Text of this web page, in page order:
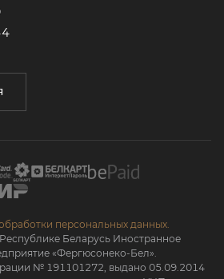
персональных данных.
Беларусь Иностранное
«Фергюсонеко-Бел».
№ 191101272, выдано 05.09.2014